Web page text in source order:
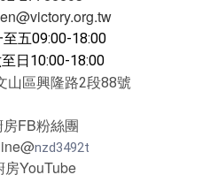
至五09:00-18:00
日10:00-18:00
山區興隆路2段88號
FB粉絲團
nzd3492t
房YouTube